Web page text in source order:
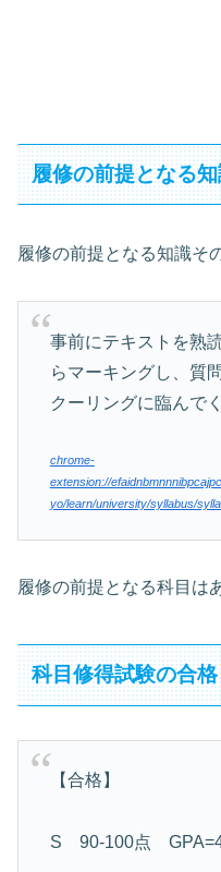
履修の前提となる
履修の前提となる知識そ
事前にテキストを熟
らマーキングし、質
クーリングに臨んで
chrome-
extension://
yo/learn/university/syllabus/
履修の前提となる科目は
科目修得試験の合
【合格】
S 90-100点